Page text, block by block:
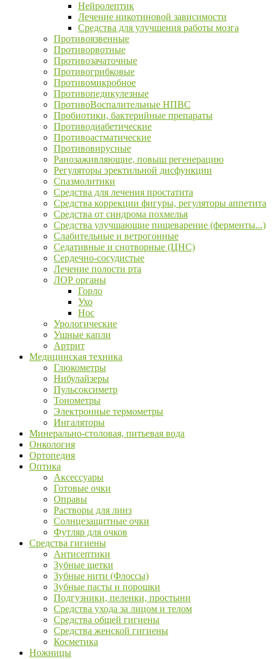
Нейролептик
Лечение никотиновой зависимости
Средства для улучшения работы мозга
Противоязвенные
Противорвотные
Противозачаточные
Противогрибковые
Противомикробное
Противопедикулезные
ПротивоВоспалительные НПВС
Пробиотики, бактерийные препараты
Противодиабетические
Противоастматические
Противовирусные
Ранозаживляющие, повыш регенерацию
Регуляторы эректильной дисфункции
Спазмолитики
Средства для лечения простатита
Средства коррекции фигуры, регуляторы аппетита
Средства от синдрома похмелья
Средства улучшающие пищеварение (ферменты...)
Слабительные и ветрогонные
Седативные и снотворные (ЦНС)
Сердечно-сосудистые
Лечение полости рта
ЛОР органы
Горло
Ухо
Нос
Урологические
Ушные капли
Артрит
Медицинская техника
Глюкометры
Нибулайзеры
Пульсоксиметр
Тонометры
Электронные термометры
Ингаляторы
Минерально-столовая, питьевая вода
Онкология
Ортопедия
Оптика
Аксессуары
Готовые очки
Оправы
Растворы для линз
Солнцезащитные очки
Футляр для очков
Средства гигиены
Антисептики
Зубные щетки
Зубные нити (Флоссы)
Зубные пасты и порошки
Подгузники, пеленки, простыни
Средства ухода за лицом и телом
Средства общей гигиены
Средства женской гигиены
Косметика
Ножницы